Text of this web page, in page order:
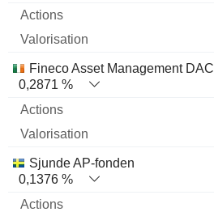
Fineco Asset Management DAC
0,2871 %
Sjunde AP-fonden
0,1376 %